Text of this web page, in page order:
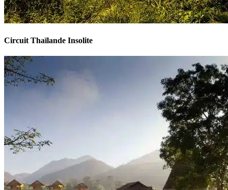
Circuit Thaïlande Insolite